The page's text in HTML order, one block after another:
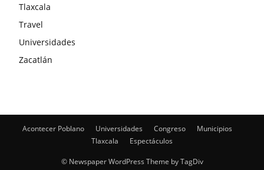
Tlaxcala
Travel
Universidades
Zacatlán
Acontecer Poblano Universidades Congreso
Municipios
Tlaxcala
Espectáculos
© Newspaper WordPress Theme by TagDiv